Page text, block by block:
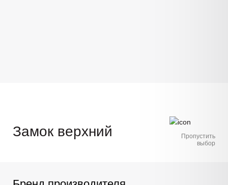
Замок верхний
Пропустить
выбор